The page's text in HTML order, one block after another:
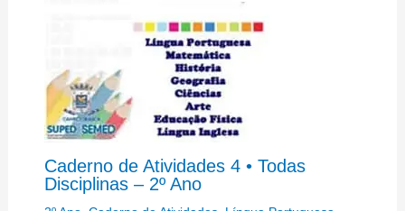
Caderno de Atividades 4 • Todas
Disciplinas – 2º Ano